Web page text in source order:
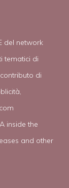
del network
tematici di
di
inside the
and other